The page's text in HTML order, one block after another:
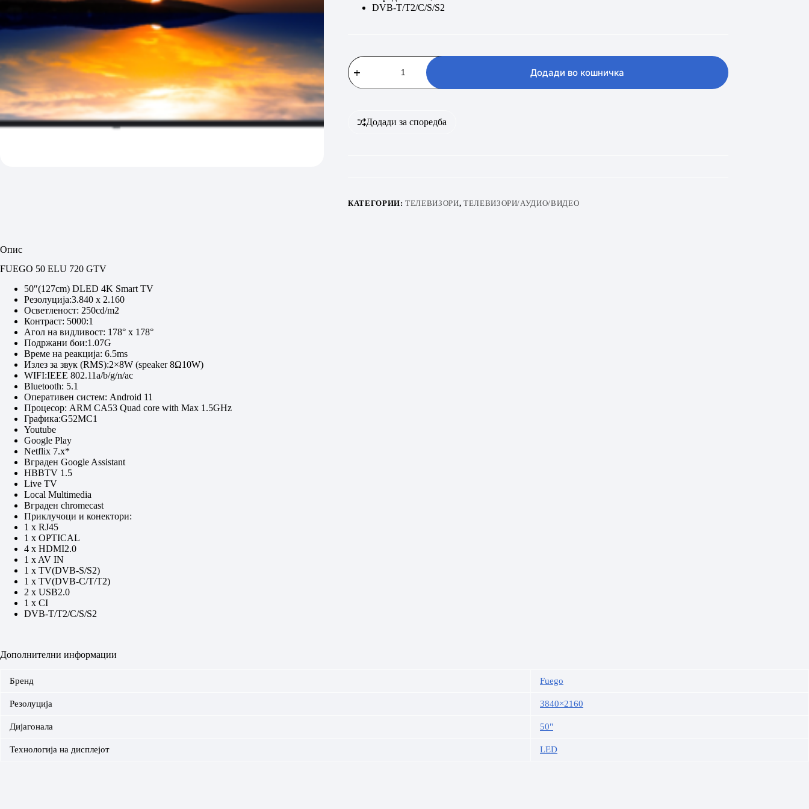
DVB-T/T2/C/S/S2
FUEGO
50
ELU
720
Додади во кошничка
Додади за споредба
КАТЕГОРИИ:ТЕЛЕВИЗОРИ, ТЕЛЕВИЗОРИ/АУДИО/ВИДЕО
Опис
FUEGO 50 ELU 720 GTV
50″(127cm) DLED 4K Smart TV
Резолуција:3.840 x 2.160
Осветленост: 250cd/m2
Контраст: 5000:1
Агол на видливост: 178° x 178°
Подржани бои:1.07G
Време на реакција: 6.5ms
Излез за звук (RMS):2×8W (speaker 8Ω10W)
WIFI:IEEE 802.11a/b/g/n/ac
Bluetooth: 5.1
Оперативен систем: Android 11
Процесор: ARM CA53 Quad core with Max 1.5GHz
Графика:G52MC1
Youtube
Google Play
Netflix 7.x*
Вграден Google Assistant
HBBTV 1.5
Live TV
Local Multimedia
Вграден chromecast
Приклучоци и конектори:
1 x RJ45
1 x OPTICAL
4 x HDMI2.0
1 x AV IN
1 x TV(DVB-S/S2)
1 x TV(DVB-C/T/T2)
2 x USB2.0
1 x CI
DVB-T/T2/C/S/S2
Дополнителни информации
Бренд Fuego
Резолуција 3840×2160
Дијагонала 50"
Технологија на дисплејот LED